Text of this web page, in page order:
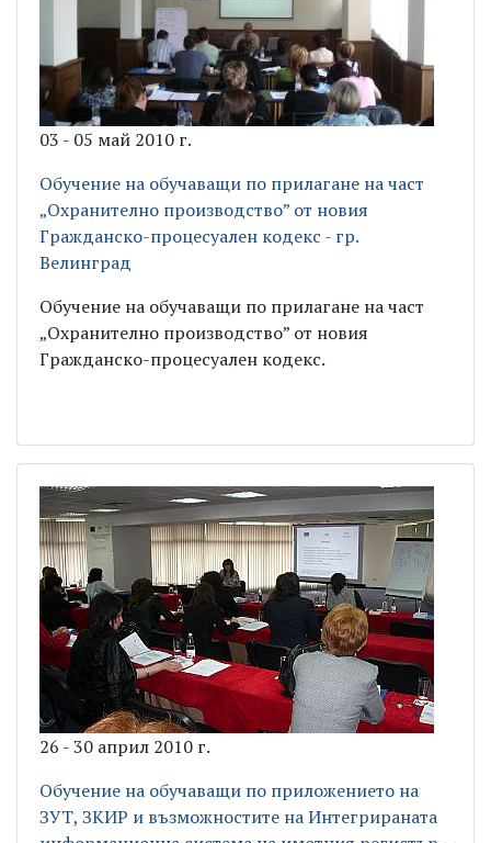
03 - 05 май 2010 г.
Обучение на обучаващи по прилагане на част
„Охранително производство” от новия
Гражданско-процесуален кодекс - гр.
Велинград
Обучение на обучаващи по прилагане на част
„Охранително производство” от новия
Гражданско-процесуален кодекс.
26 - 30 април 2010 г.
Обучение на обучаващи по приложението на
ЗУТ, ЗКИР и възможностите на Интегрираната